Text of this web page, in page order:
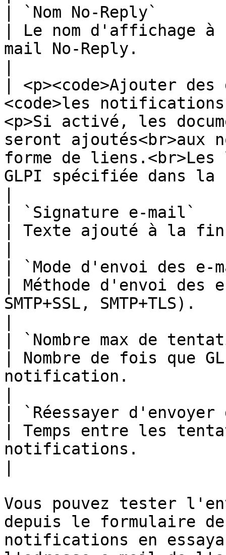
| `Nom No-Reply`
| Le nom d'affichage
mail No-Reply.
| <p><code>Ajouter des
<code>les
<p>Si activé, les
seront ajoutés<br>aux
forme de
GLPI spécifiée dans
| `Signature e-mail`
| Texte ajouté à la
| `Mode d'envoi des e-
| Méthode d'envoi des
SMTP+SSL, SMTP+TLS).
| `Nombre max de
| Nombre de fois que
notification.
| `Réessayer
| Temps entre les
notifications.
Vous pouvez tester
depuis le formulaire
notifications en